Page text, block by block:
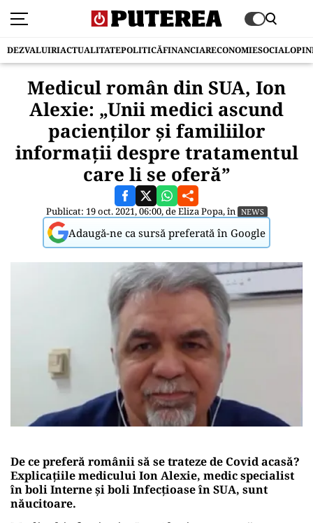
DEZVALUIRIACTUALITATEPOLITICĂFINANCIARECONOMIESOCIAL
Medicul român din SUA, Ion
Alexie: „Unii medici ascund
pacienților și familiilor
informații despre tratamentul
care li se oferă”
Publicat: 19 oct. 2021, 06:00, deEliza Popa, în NEWS
Adaugă-ne ca sursă preferată în Google
De ce preferă românii să se trateze de Covid acasă?
Explicațiile medicului Ion Alexie, medic specialist
în boli Interne și boli Infecțioase în SUA, sunt
năucitoare.